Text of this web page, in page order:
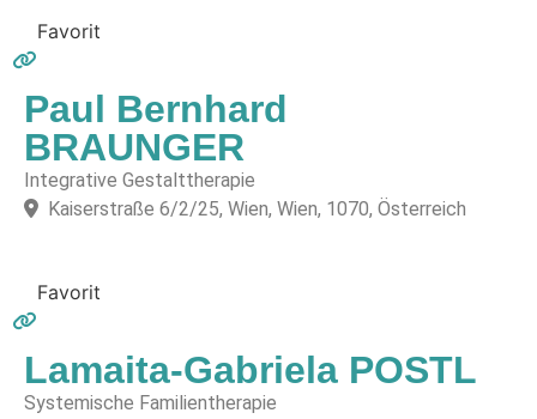
Favorit
Paul Bernhard
BRAUNGER
Integrative Gestalttherapie
Kaiserstraße 6/2/25, Wien, Wien, 1070, Österreich
Favorit
Lamaita-Gabriela POSTL
Systemische Familientherapie